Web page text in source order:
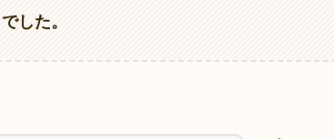
でした。